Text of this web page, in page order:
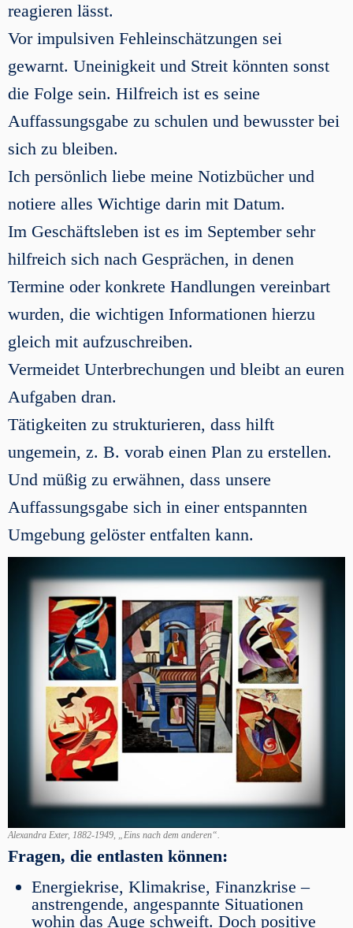
reagieren lässt.
Vor impulsiven Fehleinschätzungen sei
gewarnt. Uneinigkeit und Streit könnten sonst
die Folge sein. Hilfreich ist es seine
Auffassungsgabe zu schulen und bewusster bei
sich zu bleiben.
Ich persönlich liebe meine Notizbücher und
notiere alles Wichtige darin mit Datum.
Im Geschäftsleben ist es im September sehr
hilfreich sich nach Gesprächen, in denen
Termine oder konkrete Handlungen vereinbart
wurden, die wichtigen Informationen hierzu
gleich mit aufzuschreiben.
Vermeidet Unterbrechungen und bleibt an euren
Aufgaben dran.
Tätigkeiten zu strukturieren, dass hilft
ungemein, z. B. vorab einen Plan zu erstellen.
Und müßig zu erwähnen, dass unsere
Auffassungsgabe sich in einer entspannten
Umgebung gelöster entfalten kann.
Alexandra Exter, 1882-1949, „Eins nach dem anderen“.
Fragen, die entlasten können:
Energiekrise, Klimakrise, Finanzkrise –
anstrengende, angespannte Situationen
wohin das Auge schweift. Doch positive